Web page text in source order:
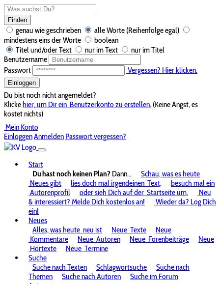
Finden
genau wie geschrieben
alle Worte (Reihenfolge egal)
mindestens eins der Worte
boolean
Titel und/oder Text
nur im Text
nur im Titel
Benutzername
Passwort
Vergessen? Hier klicken.
Einloggen
Du bist noch nicht angemeldet?
Klickehier, um Dir ein Benutzerkonto zu erstellen. (Keine Angst, es
kostet nichts)
Mein Konto
EinloggenAnmelden Passwort vergessen?
Start
Du hast noch keinen Plan? Dann...
Schau, was es heute
Neues gibt
lies doch mal irgendeinen Text,
besuch mal ein
Autorenprofil
oder sieh Dich auf der Startseite um.
Neu
& interessiert? Melde Dich kostenlos an!
Wieder da? Log Dich
ein!
Neues
Alles, was heute neu ist Neue Texte
Neue
Kommentare
Neue Autoren Neue Forenbeiträge
Neue
Hörtexte
Neue Termine
Suche
Suche nach Texten
Schlagwortsuche
Suche nach
Themen
Suche nach Autoren
Suche im Forum